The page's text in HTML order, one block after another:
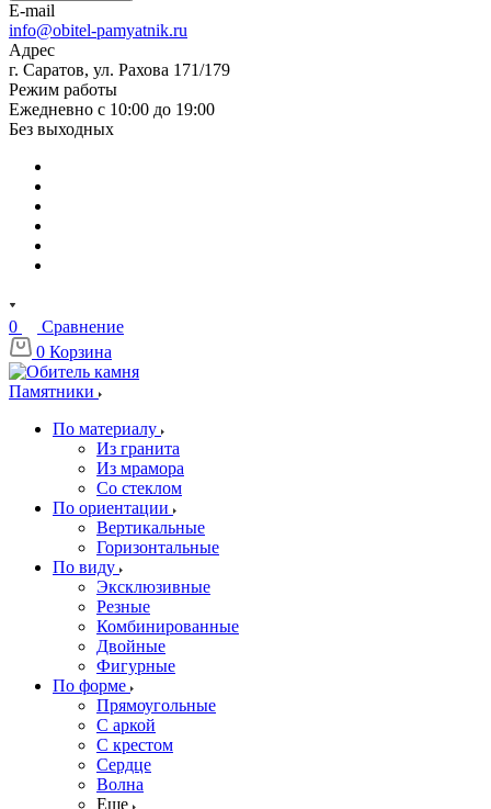
E-mail
info@obitel-pamyatnik.ru
Адрес
г. Саратов, ул. Рахова 171/179
Режим работы
Ежедневно с 10:00 до 19:00
Без выходных
0
Сравнение
0 Корзина
Памятники
По материалу
Из гранита
Из мрамора
Со стеклом
По ориентации
Вертикальные
Горизонтальные
По виду
Эксклюзивные
Резные
Комбинированные
Двойные
Фигурные
По форме
Прямоугольные
С аркой
С крестом
Сердце
Волна
Еще